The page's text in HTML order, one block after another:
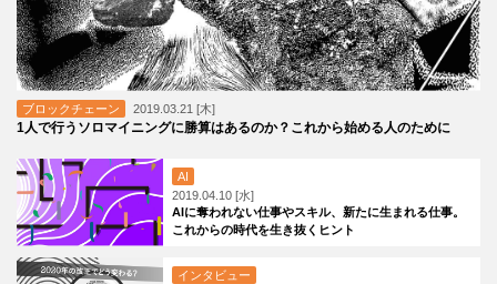
ブロックチェーン 2019.03.21 [木]
1人で行うソロマイニングに勝算はあるのか？これから始める人のために
AI
2019.04.10 [水]
AIに奪われない仕事やスキル、新たに生まれる仕事。
これからの時代を生き抜くヒント
インタビュー